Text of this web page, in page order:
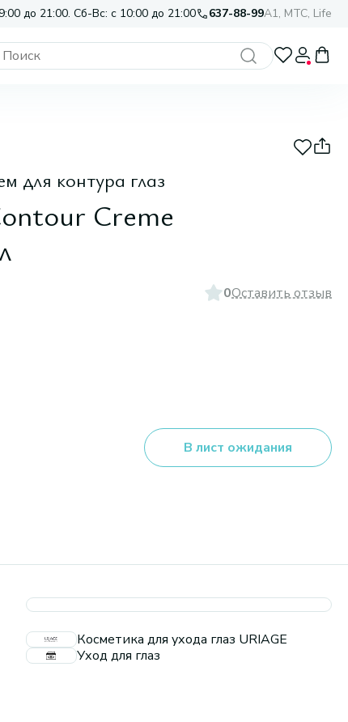
до 21:00. Сб-Вс: с 10:00 до 21:00 637-88-99A1, МТС, Life
для контура глаз
Creme
0Оставить отзыв
В лист ожидания
Косметика для ухода глаз URIAGE
Уход для глаз